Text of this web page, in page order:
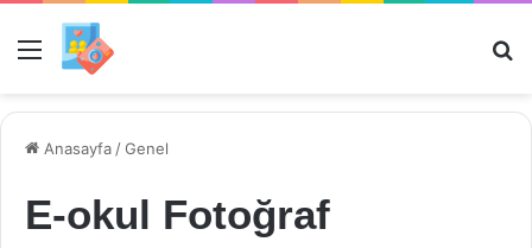
Menü
Anasayfa /Genel
E-okul Fotoğraf